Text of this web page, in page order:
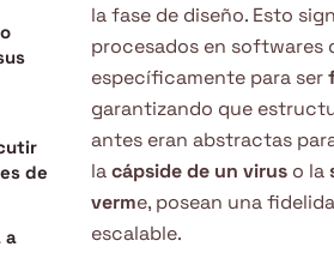
de
a
la fase de diseño. Esto
procesados en softwares
específicamente para ser
garantizando que
antes eran abstractas
lacápside de un virus o la
verme, posean una
escalable.